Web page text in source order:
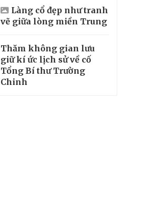
Làng cổ đẹp như tranh
vẽ giữa lòng miền Trung
Thăm không gian lưu
giữ kí ức lịch sử về cố
Tổng Bí thư Trường
Chinh